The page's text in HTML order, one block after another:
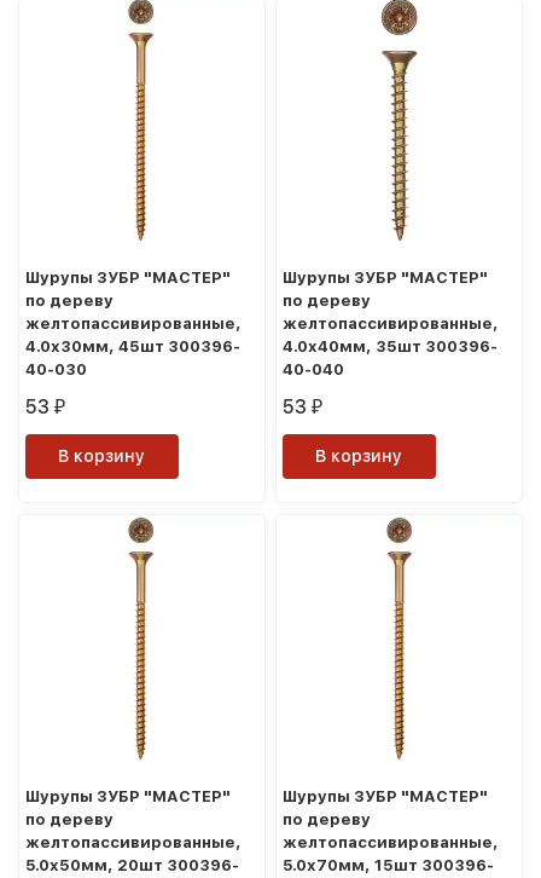
Шурупы ЗУБР "МАСТЕР"
по дереву
желтопассивированные,
4.0x30мм, 45шт 300396-
40-030
53 ₽
В корзину
Шурупы ЗУБР "МАСТЕР"
по дереву
желтопассивированные,
4.0x40мм, 35шт 300396-
40-040
53 ₽
В корзину
Шурупы ЗУБР "МАСТЕР"
по дереву
желтопассивированные,
5.0x50мм, 20шт 300396-
Шурупы ЗУБР "МАСТЕР"
по дереву
желтопассивированные,
5.0x70мм, 15шт 300396-